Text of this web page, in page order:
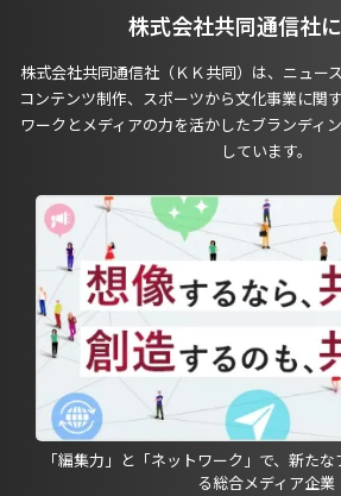
株式会社共同通信社
株式会社共同通信社（ＫＫ共同）は、ニュー
コンテンツ制作、スポーツから文化事業に関
ワークとメディアの力を活かしたブランディ
しています。
「編集力」と「ネットワーク」で、新た
る総合メディア企業